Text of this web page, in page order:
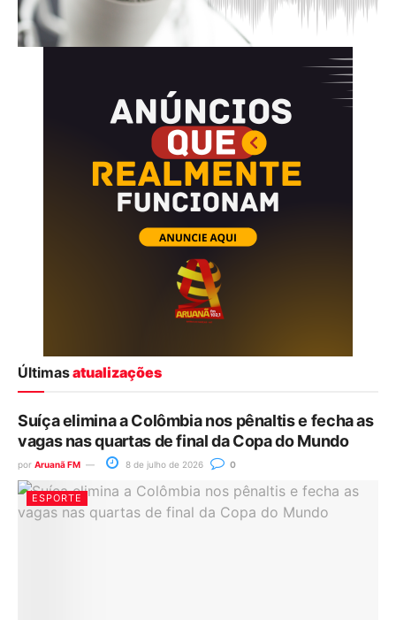
Últimasatualizações
Suíça elimina a Colômbia nos pênaltis e fecha as
vagas nas quartas de final da Copa do Mundo
por Aruanã FM 8 de julho de 2026 0
ESPORTE